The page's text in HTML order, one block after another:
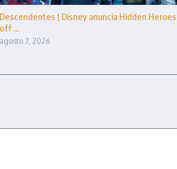
Descendentes | Disney anuncia Hidden
off ...
agosto 7, 2026